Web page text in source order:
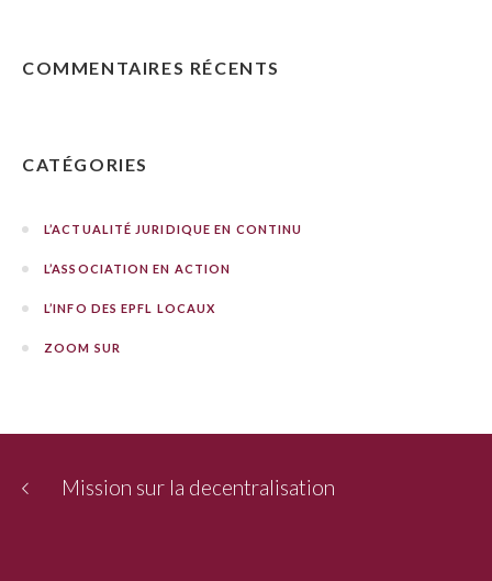
COMMENTAIRES RÉCENTS
CATÉGORIES
L’ACTUALITÉ JURIDIQUE EN CONTINU
L’ASSOCIATION EN ACTION
L’INFO DES EPFL LOCAUX
ZOOM SUR
Mission sur la decentralisation